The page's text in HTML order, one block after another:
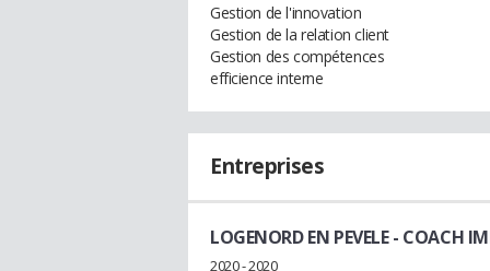
Gestion de l'innovation
Gestion de la relation client
Gestion des compétences
efficience interne
Entreprises
LOGENORD EN PEVELE- COACH
2020 - 2020